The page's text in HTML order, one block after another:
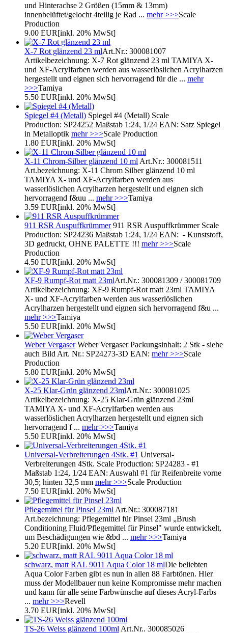
und Hinterachse 2 Größen (15mm & 13mm)
innenbelüftet/gelocht 4teilig je Rad ... mehr >>>Scale
Production
9.00 EUR[inkl. 20% MwSt]
X-7 Rot glänzend 23 mlArt.Nr.: 300081007
Artikelbezeichnung: X-7 Rot glänzend 23 ml TAMIYA X-
und XF-Acrylfarben werden aus wasserlöslichen Acrylharzen
hergestellt und eignen sich hervorragend für die ... mehr
>>>Tamiya
5.50 EUR[inkl. 20% MwSt]
Spiegel #4 (Metall) Spiegel #4 (Metall) Scale
Production: SP24252 Maßstab 1:24, 1/24 EAN: Satz Spiegel
in Metalloptik mehr >>>Scale Production
1.80 EUR[inkl. 20% MwSt]
X-11 Chrom-Silber glänzend 10 ml Art.Nr.: 300081511
Art.bezeichnung: X-11 Chrom Silber glänzend 10 ml
TAMIYA X- und XF-Acrylfarben werden aus
wasserlöslichen Acrylharzen hergestellt und eignen sich
hervorragend f&uu ... mehr >>>Tamiya
3.59 EUR[inkl. 20% MwSt]
911 RSR Auspuffkrümmer911 RSR Auspuffkrümmer Scale
Production: SP24236 Maßstab 1:24, 1/24 EAN: - Kunststoff,
3D gedruckt, OHNE PALETTE !!! mehr >>>Scale
Production
4.50 EUR[inkl. 20% MwSt]
XF-9 Rumpf-Rot matt 23mlArt.Nr.: 300081309 / 300081709
Artikelbezeichnung: XF-9 Rumpf-Rot matt 23ml TAMIYA
X- und XF-Acrylfarben werden aus wasserlöslichen
Acrylharzen hergestellt und eignen sich hervorragend f&u ...
mehr >>>Tamiya
5.50 EUR[inkl. 20% MwSt]
Weber VergaserWeber Vergaser Packungsinhalt: 2 Stk - siehe
auch Bild Art. Nr.: SP24273-3D EAN: mehr >>>Scale
Production
5.80 EUR[inkl. 20% MwSt]
X-25 Klar-Grün glänzend 23mlArt.Nr.: 300081025
Artikelbezeichnung: X-25 Klar-Grün glänzend 23ml
TAMIYA X- und XF-Acrylfarben werden aus
wasserlöslichen Acrylharzen hergestellt und eignen sich
hervorragend f ... mehr >>>Tamiya
5.50 EUR[inkl. 20% MwSt]
Universal-Verbreiterungen 4Stk. #1 Universal-
Verbreiterungen 4Stk. Scale Production: SP24283 - #1
Maßstab 1:24, 1/24 EAN: Auswahl #1 für Reifenbreite vorne
30,5; hinten 32,5 mm mehr >>>Scale Production
7.50 EUR[inkl. 20% MwSt]
Pflegemittel für Pinsel 23ml Art.Nr.: 300087181
Art.bezeichnung: Pflegemittel für Pinsel 23ml „Brush
Conditioning Fluid/Pflegemittel für Pinsel" wurde entwickelt,
um Beschädigungen wie &bd ... mehr >>>Tamiya
5.20 EUR[inkl. 20% MwSt]
schwarz, matt RAL 9011 Aqua Color 18 mlDie beliebten
Aqua Color Farben gibt es nun in allen 88 Farbtönen. Hier
muss der Modellbauer nun keine Kompromisse mehr machen
und kann für alle seine Farbwünsche auf dieses Acryl-Farbs
... mehr >>>Revell
3.70 EUR[inkl. 20% MwSt]
TS-26 Weiss glänzend 100ml Art.Nr.. 300085026